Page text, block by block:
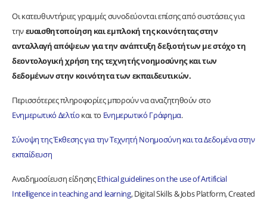
Οι κατευθυντήριες γραμμές συνοδεύονται επίσης από συστάσεις για
τηνευαισθητοποίηση και εμπλοκή της κοινότητας στην
ανταλλαγή απόψεων για την ανάπτυξη δεξιοτήτων με στόχο τη
δεοντολογική χρήση της τεχνητής νοημοσύνης και των
δεδομένων στην κοινότητα των εκπαιδευτικών.
Περισσότερες πληροφορίες μπορούν να αναζητηθούν στο
Ενημερωτικό Δελτίο και το Ενημερωτικό Γράφημα.
Σύνοψη της Έκθεσης για την Τεχνητή Νοημοσύνη και τα Δεδομένα στην
εκπαίδευση
Αναδημοσίευση είδησηςEthical guidelines on the use of Artificial
Intelligence in teaching and learning, Digital Skills & Jobs Platform, Created